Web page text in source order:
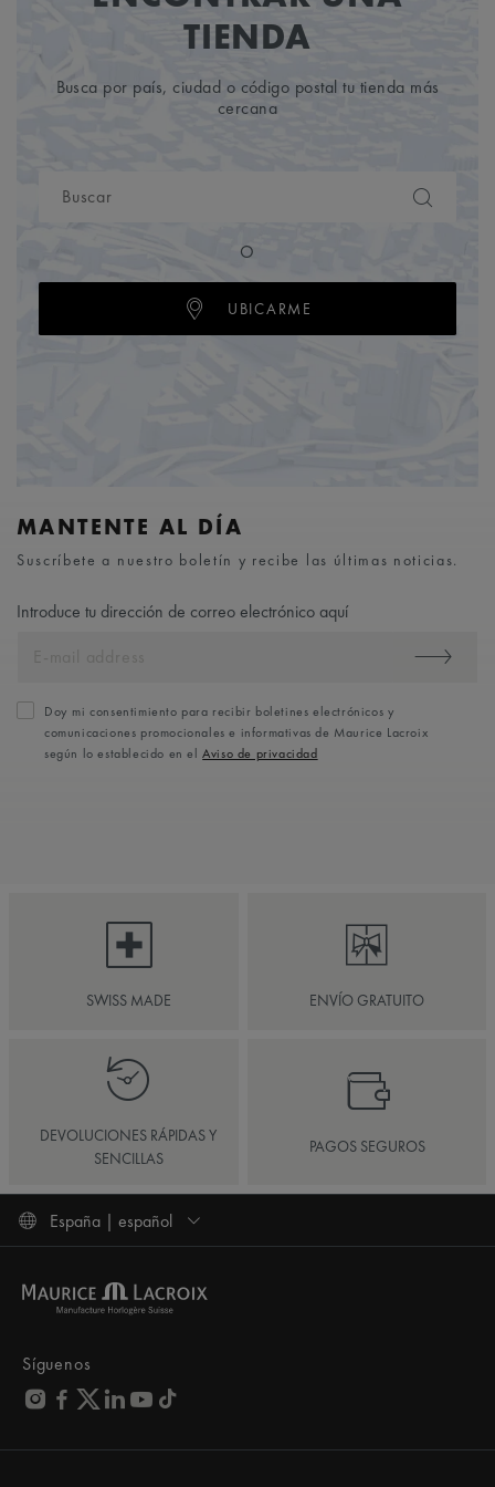
TIENDA
Busca por país, ciudad o código postal tu tienda más
cercana
O
UBICARME
MANTENTE AL DÍA
Suscríbete a nuestro boletín y recibe las últimas noticias.
Introduce tu dirección de correo electrónico aquí
Doy mi consentimiento para recibir boletines electrónicos y
comunicaciones promocionales e informativas de Maurice Lacroix
según lo establecido en elAviso de privacidad
SWISS MADE ENVÍO GRATUITO
DEVOLUCIONES RÁPIDAS Y
SENCILLAS
PAGOS SEGUROS
España | español
Síguenos